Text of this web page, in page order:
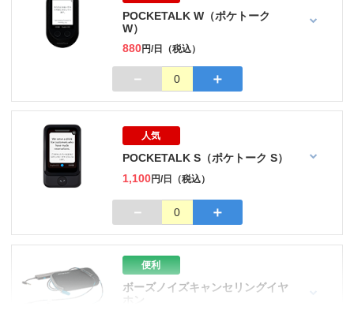
POCKETALK W（ポケトーク
W）
880円/日（税込）
－ 0 ＋
人気
POCKETALK S（ポケトーク S）
1,100円/日（税込）
－ 0 ＋
便利
ボーズノイズキャンセリングイヤ
ホン